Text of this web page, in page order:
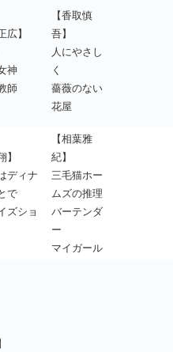
広】
神
師
【香取慎
吾】
人にやさし
く
薔薇のない
花屋
】
ディナ
で
ズショ
【相葉雅
紀】
三毛猫ホー
ムズの推理
バーテンダ
ー
マイガール